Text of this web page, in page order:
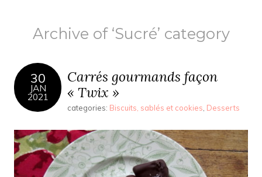
Archive of ‘Sucré’ category
30
JAN
2021
Carrés gourmands façon
« Twix »
categories: Biscuits, sablés et cookies Desserts